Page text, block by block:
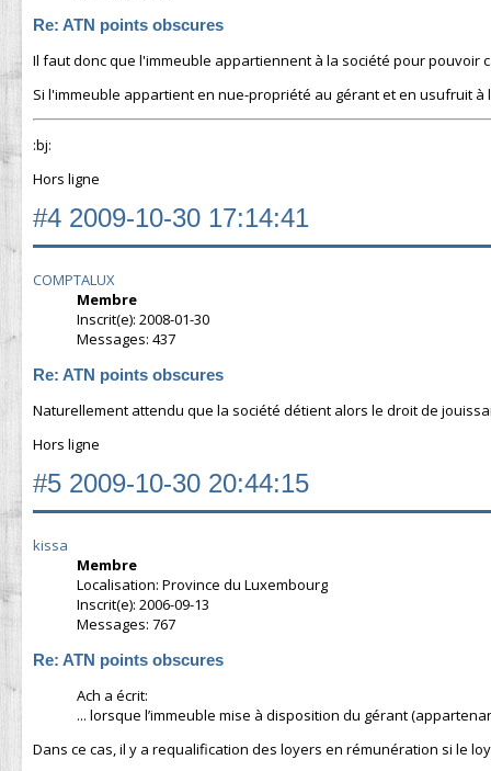
Re: ATN points obscures
Il faut donc que l'immeuble appartiennent à la société pour pouvoir
Si l'immeuble appartient en nue-propriété au gérant et en usufruit à
:bj:
Hors ligne
#4 2009-10-30 17:14:41
COMPTALUX
Membre
Inscrit(e): 2008-01-30
Messages: 437
Re: ATN points obscures
Naturellement attendu que la société détient alors le droit de
Hors ligne
#5 2009-10-30 20:44:15
kissa
Membre
Localisation: Province du Luxembourg
Inscrit(e): 2006-09-13
Messages: 767
Re: ATN points obscures
Ach a écrit:
... lorsque l’immeuble mise à disposition du gérant
Dans ce cas, il y a requalification des loyers en rémunération si le